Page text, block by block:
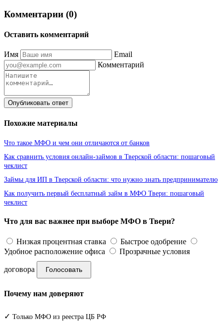
Комментарии (0)
Оставить комментарий
Имя
Email
Комментарий
Опубликовать ответ
Похожие материалы
Что такое МФО и чем они отличаются от банков
Как сравнить условия онлайн-займов в Тверской области: пошаговый
чеклист
Займы для ИП в Тверской области: что нужно знать предпринимателю
Как получить первый бесплатный займ в МФО Твери: пошаговый
чеклист
Что для вас важнее при выборе МФО в Твери?
Низкая процентная ставка
Быстрое одобрение
Удобное расположение офиса
Прозрачные условия
договора Голосовать
Почему нам доверяют
✓ Только МФО из реестра ЦБ РФ